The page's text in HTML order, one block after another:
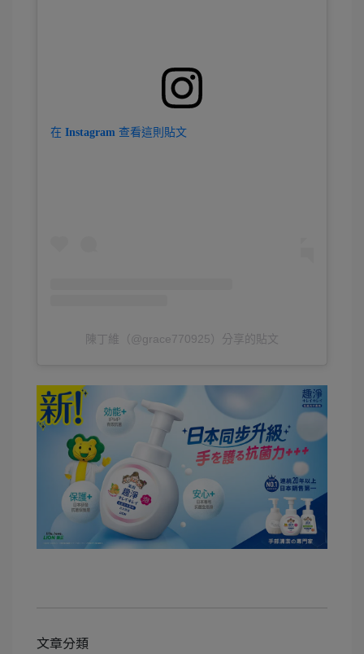
在 Instagram 查看這則貼文
陳丁維（@grace770925）分享的貼文
文章分類